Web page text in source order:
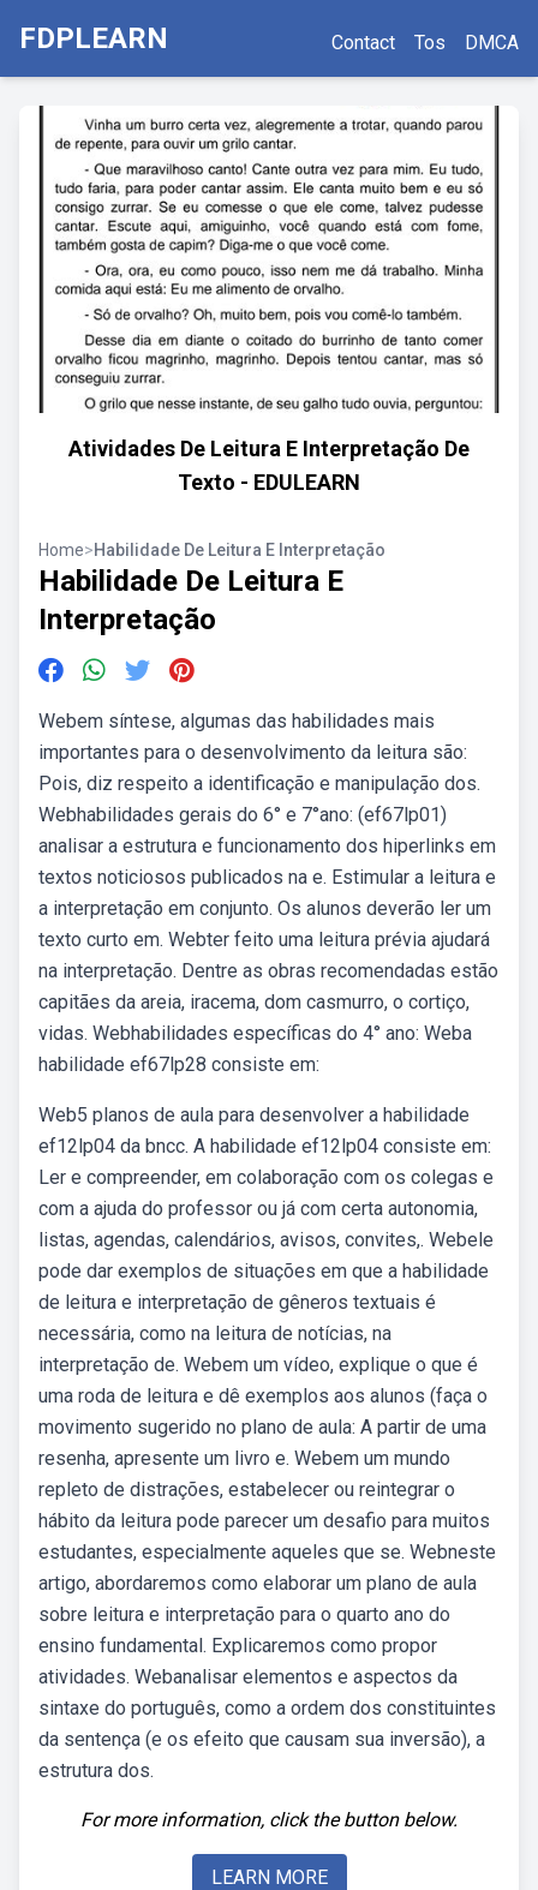
FDPLEARN Contact Tos DMCA
Atividades De Leitura E Interpretação De
Texto - EDULEARN
Home>Habilidade De Leitura E Interpretação
Habilidade De Leitura E
Interpretação
Webem síntese, algumas das habilidades mais
importantes para o desenvolvimento da leitura são:
Pois, diz respeito a identificação e manipulação dos.
Webhabilidades gerais do 6° e 7°ano: (ef67lp01)
analisar a estrutura e funcionamento dos hiperlinks em
textos noticiosos publicados na e. Estimular a leitura e
a interpretação em conjunto. Os alunos deverão ler um
texto curto em. Webter feito uma leitura prévia ajudará
na interpretação. Dentre as obras recomendadas estão
capitães da areia, iracema, dom casmurro, o cortiço,
vidas. Webhabilidades específicas do 4° ano: Weba
habilidade ef67lp28 consiste em:
Web5 planos de aula para desenvolver a habilidade
ef12lp04 da bncc. A habilidade ef12lp04 consiste em:
Ler e compreender, em colaboração com os colegas e
com a ajuda do professor ou já com certa autonomia,
listas, agendas, calendários, avisos, convites,. Webele
pode dar exemplos de situações em que a habilidade
de leitura e interpretação de gêneros textuais é
necessária, como na leitura de notícias, na
interpretação de. Webem um vídeo, explique o que é
uma roda de leitura e dê exemplos aos alunos (faça o
movimento sugerido no plano de aula: A partir de uma
resenha, apresente um livro e. Webem um mundo
repleto de distrações, estabelecer ou reintegrar o
hábito da leitura pode parecer um desafio para muitos
estudantes, especialmente aqueles que se. Webneste
artigo, abordaremos como elaborar um plano de aula
sobre leitura e interpretação para o quarto ano do
ensino fundamental. Explicaremos como propor
atividades. Webanalisar elementos e aspectos da
sintaxe do português, como a ordem dos constituintes
da sentença (e os efeito que causam sua inversão), a
estrutura dos.
For more information, click the button below.
LEARN MORE